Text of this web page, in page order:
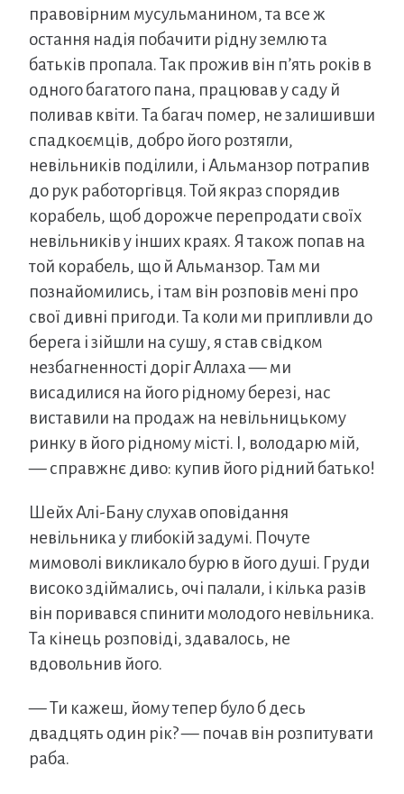
правовірним мусульманином, та все ж
остання надія побачити рідну землю та
батьків пропала. Так прожив він п’ять років в
одного багатого пана, працював у саду й
поливав квіти. Та багач помер, не залишивши
спадкоємців, добро його розтягли,
невільників поділили, і Альманзор потрапив
до рук работоргівця. Той якраз спорядив
корабель, щоб дорожче перепродати своїх
невільників у інших краях. Я також попав на
той корабель, що й Альманзор. Там ми
познайомились, і там він розповів мені про
свої дивні пригоди. Та коли ми припливли до
берега і зійшли на сушу, я став свідком
незбагненності доріг Аллаха — ми
висадилися на його рідному березі, нас
виставили на продаж на невільницькому
ринку в його рідному місті. І, володарю мій,
— справжнє диво: купив його рідний батько!
Шейх Алі-Бану слухав оповідання
невільника у глибокій задумі. Почуте
мимоволі викликало бурю в його душі. Груди
високо здіймались, очі палали, і кілька разів
він поривався спинити молодого невільника.
Та кінець розповіді, здавалось, не
вдовольнив його.
— Ти кажеш, йому тепер було б десь
двадцять один рік? — почав він розпитувати
раба.